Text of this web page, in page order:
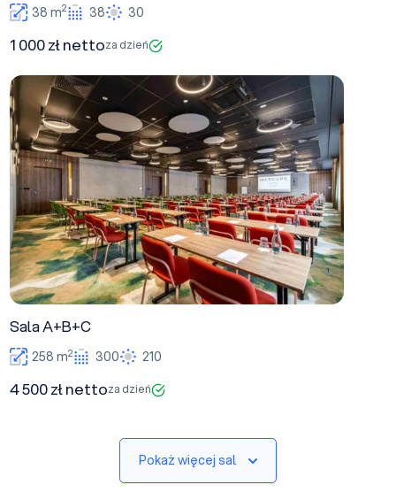
38 m2 38 30
1 000 zł nettoza dzień
Sala A+B+C
Sala A+B+C
258 m2 300 210
4 500 zł nettoza dzień
Pokaż więcej sal